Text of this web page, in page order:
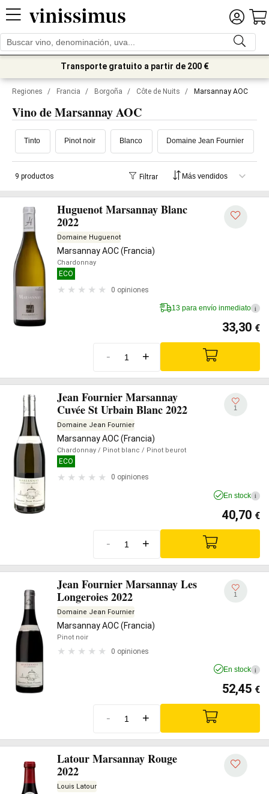
Transporte gratuito a partir de 200 €
Regiones / Francia / Borgoña / Côte de Nuits / Marsannay AOC
Vino de Marsannay AOC
Tinto Pinot noir Blanco Domaine Jean Fournier
9 productos Filtrar
Huguenot Marsannay Blanc
2022
Domaine Huguenot
Marsannay AOC (Francia)
Chardonnay
ECO
0 opiniones
13 para envío inmediato i
33,30 €
- +
Jean Fournier Marsannay
Cuvée St Urbain Blanc 2022
Domaine Jean Fournier
Marsannay AOC (Francia)
Chardonnay / Pinot blanc / Pinot beurot
ECO
0 opiniones
1
En stock i
40,70 €
- +
Jean Fournier Marsannay Les
Longeroies 2022
Domaine Jean Fournier
Marsannay AOC (Francia)
Pinot noir
0 opiniones
1
En stock i
52,45 €
- +
Latour Marsannay Rouge
2022
Louis Latour